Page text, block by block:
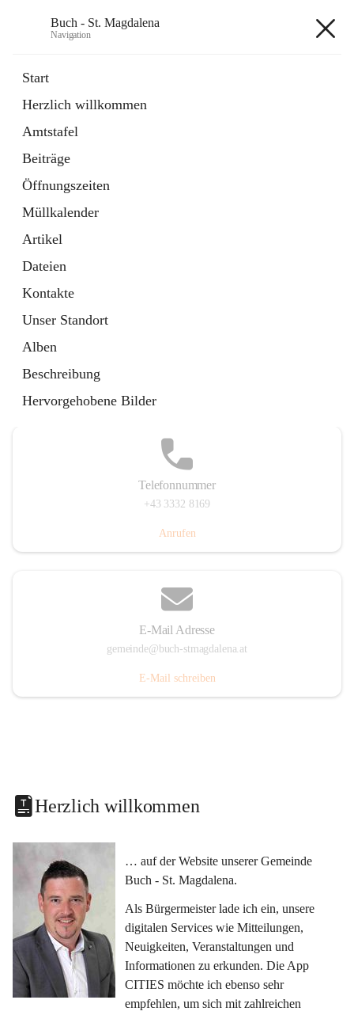
Buch - St. Magdalena
Navigation
Start
Herzlich willkommen
Amtstafel
Beiträge
Öffnungszeiten
Müllkalender
Artikel
Dateien
Kontakte
Unser Standort
Alben
Beschreibung
Hervorgehobene Bilder
11 Schnellzugriffe
Bürgerservice
10 Schnellzugriffe
Telefonnummer
+43 3332 8169
Anrufen
E-Mail Adresse
gemeinde@buch-stmagdalena.at
E-Mail schreiben
Herzlich willkommen
… auf der Website unserer Gemeinde
Buch - St. Magdalena.
Als Bürgermeister lade ich ein, unsere
digitalen Services wie Mitteilungen,
Neuigkeiten, Veranstaltungen und
Informationen zu erkunden. Die App
CITIES möchte ich ebenso sehr
empfehlen, um sich mit zahlreichen